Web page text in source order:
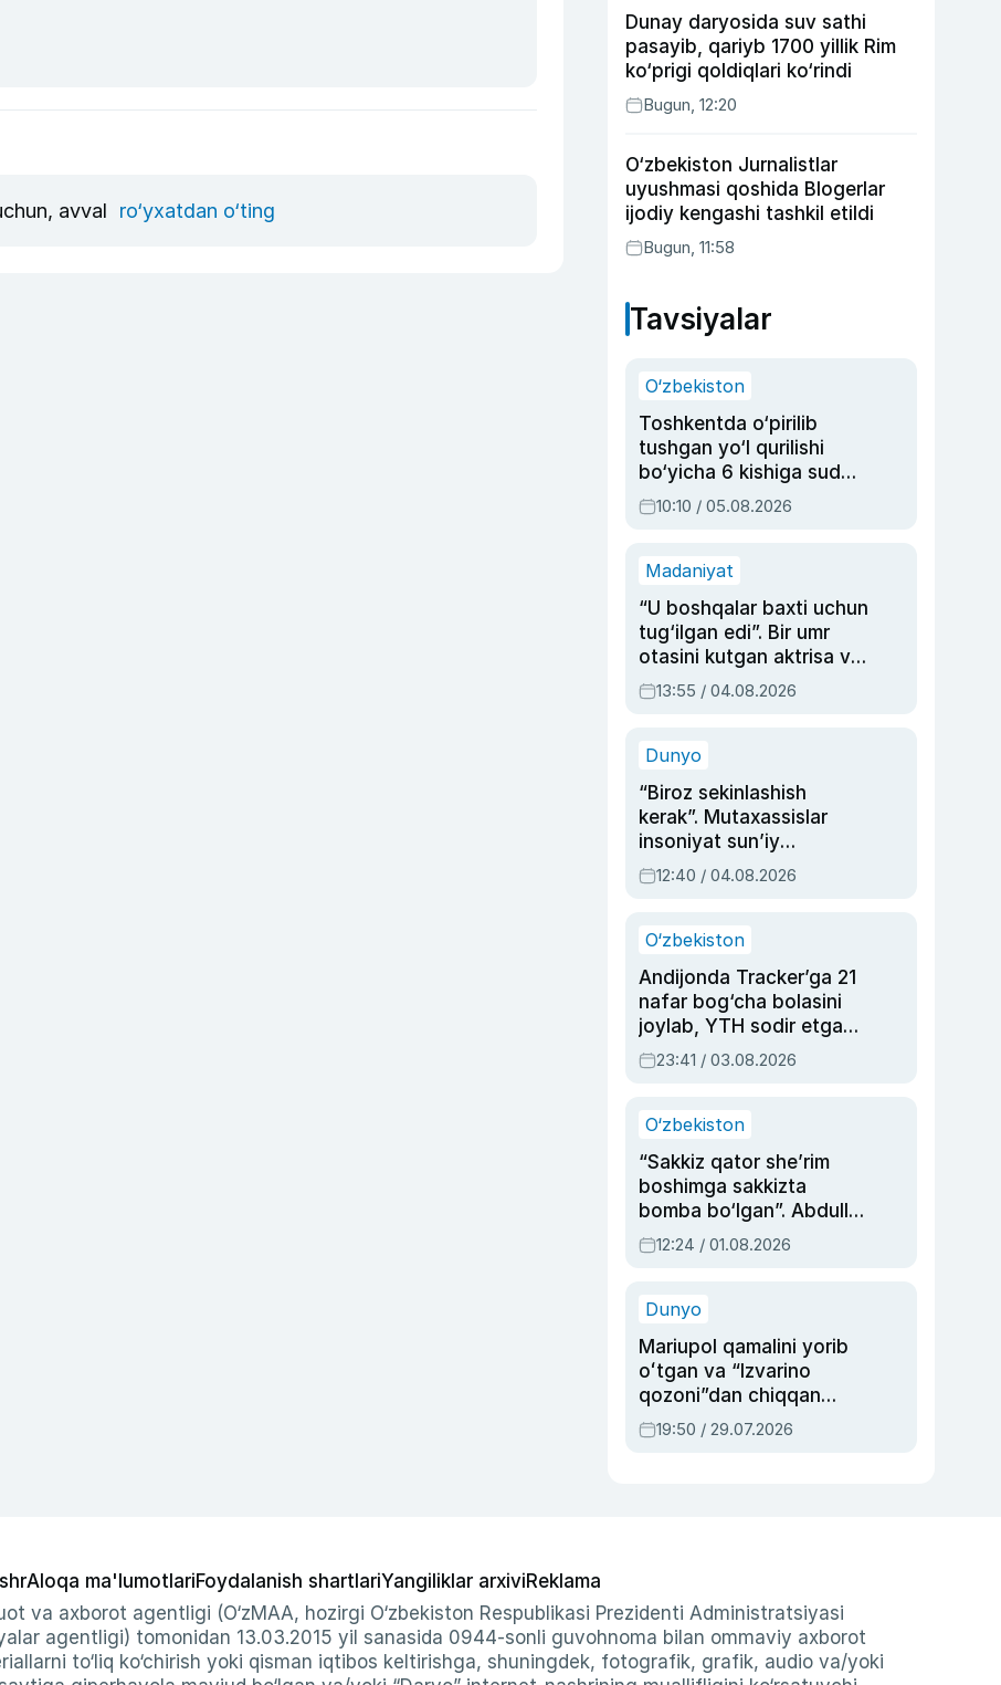
avval ro‘yxatdan o‘ting
Dunay daryosida suv sathi
pasayib, qariyb 1700 yillik Rim
ko‘prigi qoldiqlari ko‘rindi
Bugun, 12:20
O‘zbekiston Jurnalistlar
uyushmasi qoshida Blogerlar
ijodiy kengashi tashkil etildi
Bugun, 11:58
Tavsiyalar
O‘zbekiston
Toshkentda o‘pirilib
tushgan yo‘l qurilishi
bo‘yicha 6 kishiga sud
hukmi o‘qildi
10:10 / 05.08.2026
Madaniyat
“U boshqalar baxti uchun
tug‘ilgan edi”. Bir umr
otasini kutgan aktrisa va
dublyaj ustasi Rimma
Ahmedovaning
13:55 / 04.08.2026
Dunyo
“Biroz sekinlashish
kerak”. Mutaxassislar
insoniyat sun’iy
intellektni boshqara
olmay qolishidan xavotir
12:40 / 04.08.2026
O‘zbekiston
Andijonda Tracker’ga 21
nafar bog‘cha bolasini
joylab, YTH sodir etgan
ayolga sud hukmi o‘qildi
23:41 / 03.08.2026
O‘zbekiston
“Sakkiz qator she’rim
boshimga sakkizta
bomba bo‘lgan”. Abdulla
Oripovni siyosiy
ayblovlardan asrab
12:24 / 01.08.2026
Dunyo
Mariupol qamalini yorib
oʻtgan va “Izvarino
qozoni”dan chiqqan
qahramon — Ukraina
armiyasi bosh
19:50 / 29.07.2026
Aloqa ma'lumotlariFoydalanish shartlariYangiliklar arxiviReklama
va axborot agentligi (O‘zMAA, hozirgi O‘zbekiston Respublikasi Prezidenti Administratsiyasi
agentligi) tomonidan 13.03.2015 yil sanasida 0944-sonli guvohnoma bilan ommaviy axborot
to‘liq ko‘chirish yoki qisman iqtibos keltirishga, shuningdek, fotografik, grafik, audio va/yoki